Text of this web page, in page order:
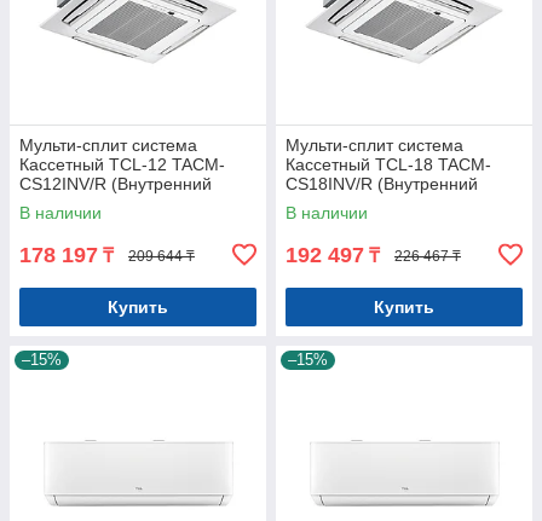
Мульти-сплит система
Кассетный TCL-12 TACM-
CS12INV/R (Внутренний
блок)
В наличии
178 197 ₸ 209 644 ₸
Купить
Мульти-сплит система
Кассетный TCL-18 TACM-
CS18INV/R (Внутренний
блок)
В наличии
192 497 ₸ 226 467 ₸
Купить
–15% –15%